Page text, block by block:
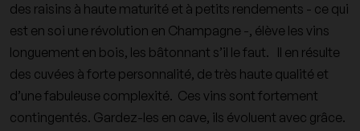
des raisins à haute maturité et à petits rendements - ce qui
est en soi une révolution en Champagne -, élève les vins
longuement en bois, les bâtonnant s’il le faut. Il en résulte
des cuvées à forte personnalité, de très haute qualité et
d’une fabuleuse complexité. Ces vins sont fortement
contingentés. Gardez-les en cave, ils évoluent avec grâce.